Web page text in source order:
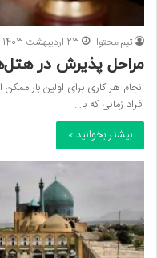
تیم محتوا 23 اردیبهشت 1403
مراحل پذیرش در
انجام هر کاری برای اولین بار
افراد زمانی که با…
بیشتر بخوانید »